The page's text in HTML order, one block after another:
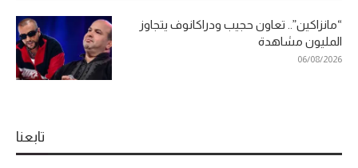
“مانزاكين”.. تعاون حجيب ودراكانوف يتجاوز
المليون مشاهدة
06/08/2026
تابعنا